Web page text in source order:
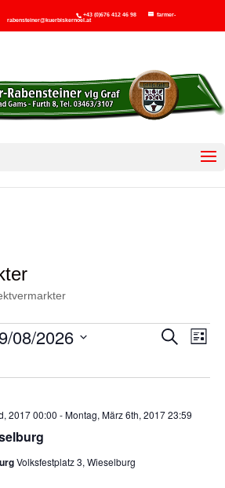
+43 (0)676 412 46 98
farmer-
rabensteiner@kuerbiskernoel.at
und
Suche
Liste
08/2026
2017 00:00 -Montag, März 6th, 2017 23:59
Volksfestplatz 3, Wieselburg